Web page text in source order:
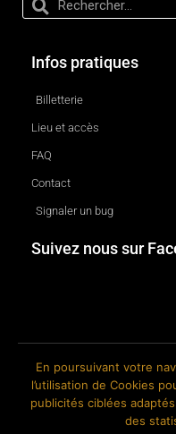
Infos pratiques
Billetterie
Lieu et accès
FAQ
Contact
Signaler un bug
Suivez nous sur
© 2018-2026 The Ink
En poursuivant votre
l’utilisation de Cookies
publicités ciblées
des